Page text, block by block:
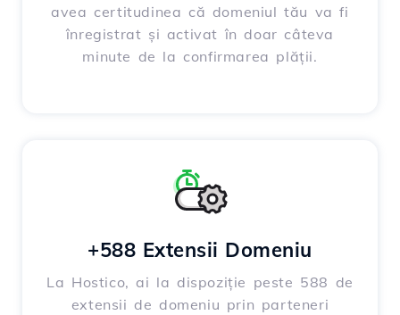
avea certitudinea că domeniul tău va fi
înregistrat și activat în doar câteva
minute de la confirmarea plății.
+588 Extensii Domeniu
La Hostico, ai la dispoziție peste 588 de
extensii de domeniu prin parteneri